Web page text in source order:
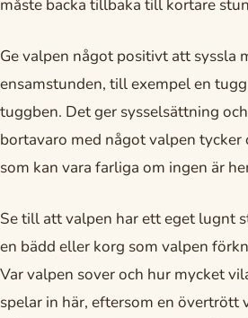
måste backa tillbaka till kortare
Ge valpen något positivt att syssla
ensamstunden, till exempel en
tuggben. Det ger sysselsättning
bortavaro med något valpen tycker
som kan vara farliga om ingen är
Se till att valpen har ett eget lugnt
en bädd eller korg som valpen
Var valpen sover och hur mycket
spelar in här, eftersom en övertrött